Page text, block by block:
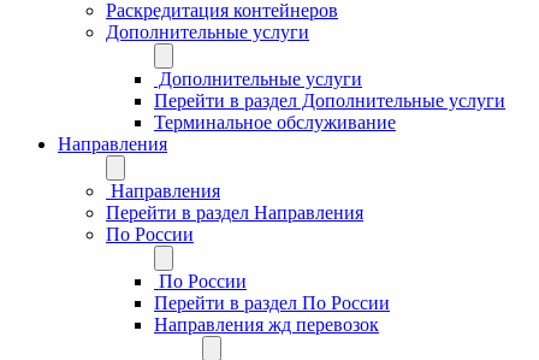
Раскредитация контейнеров
Дополнительные услуги
Дополнительные услуги
Перейти в раздел Дополнительные услуги
Терминальное обслуживание
Направления
Направления
Перейти в раздел Направления
По России
По России
Перейти в раздел По России
Направления жд перевозок